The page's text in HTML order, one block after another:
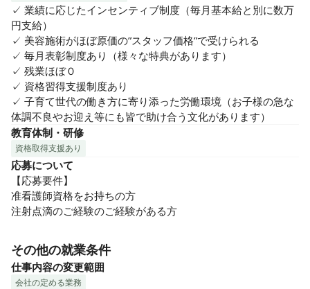
✓ 業績に応じたインセンティブ制度（毎月基本給と別に数万
円支給）
✓ 美容施術がほぼ原価の”スタッフ価格”で受けられる
✓ 毎月表彰制度あり（様々な特典があります）
✓ 残業ほぼ０
✓ 資格習得支援制度あり
✓ 子育て世代の働き方に寄り添った労働環境（お子様の急な
体調不良やお迎え等にも皆で助け合う文化があります）
教育体制・研修
資格取得支援あり
応募について
【応募要件】
准看護師資格をお持ちの方
注射点滴のご経験のご経験がある方
その他の就業条件
仕事内容の変更範囲
会社の定める業務